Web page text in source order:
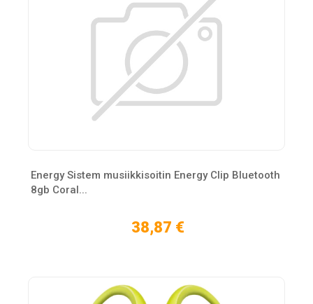
Energy Sistem musiikkisoitin Energy Clip Bluetooth
8gb Coral...
38,87 €